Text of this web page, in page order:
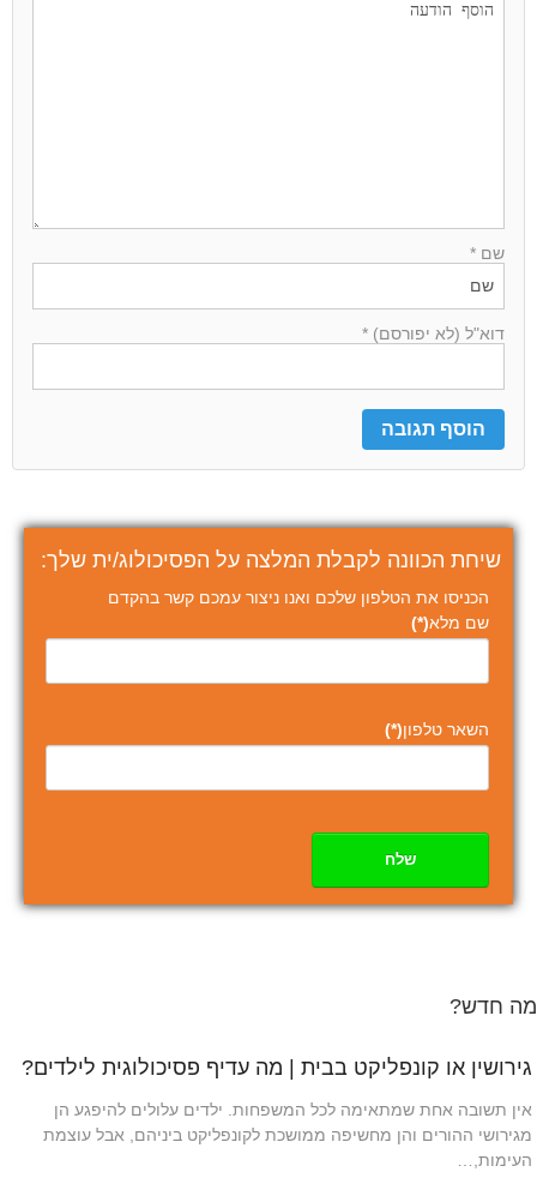
שם *
דוא"ל (לא יפורסם) *
שיחת הכוונה לקבלת המלצה על הפסיכולוג/ית שלך:
הכניסו את הטלפון שלכם ואנו ניצור עמכם קשר בהקדם
שם מלא(*)
השאר טלפון(*)
שלח
מה חדש?
גירושין או קונפליקט בבית | מה עדיף פסיכולוגית לילדים?
אין תשובה אחת שמתאימה לכל המשפחות. ילדים עלולים להיפגע הן
מגירושי ההורים והן מחשיפה ממושכת לקונפליקט ביניהם, אבל עוצמת
העימות,…